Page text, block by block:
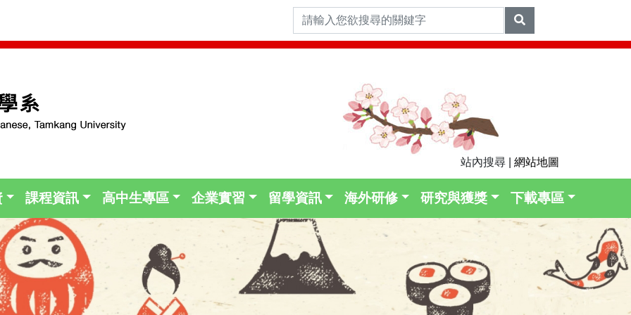
站內搜尋 | 網站地圖
課程資訊 高中生專區 企業實習 留學資訊 海外研修 研究與獲獎 下載專區